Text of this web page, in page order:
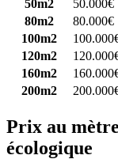
50m2
50.000€
80m2
80.000€
100m2
120m2
160m2
200m2
Prix au
écologique